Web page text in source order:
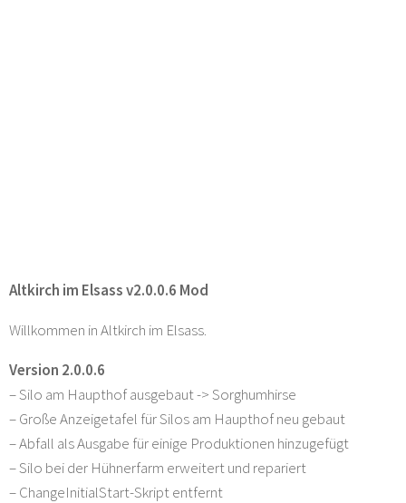
Altkirch im Elsass v2.0.0.6 Mod
Willkommen in Altkirch im Elsass.
Version 2.0.0.6
– Silo am Haupthof ausgebaut -> Sorghumhirse
– Große Anzeigetafel für Silos am Haupthof neu gebaut
– Abfall als Ausgabe für einige Produktionen hinzugefügt
– Silo bei der Hühnerfarm erweitert und repariert
– ChangeInitialStart-Skript entfernt